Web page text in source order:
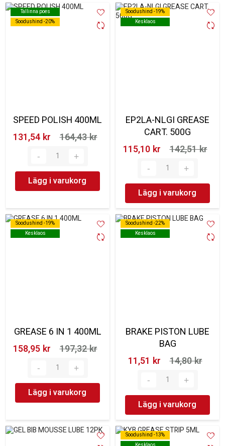
Tallinna poes
Soodushind -20%
Tallinna poes
Soodushind -20%
SPEED POLISH 400ML
131,54 kr‎
164,43 kr‎
Lägg i varukorg
Soodushind -19%
Kesklaos
Soodushind -19%
Kesklaos
EP2LA-NLGI GREASE
CART. 500G
115,10 kr‎
142,51 kr‎
Lägg i varukorg
Soodushind -19%
Kesklaos
Soodushind -19%
Kesklaos
GREASE 6 IN 1 400ML
158,95 kr‎
197,32 kr‎
Lägg i varukorg
Soodushind -22%
Kesklaos
Soodushind -22%
Kesklaos
BRAKE PISTON LUBE
BAG
11,51 kr‎
14,80 kr‎
Lägg i varukorg
Soodushind -13%
Soodushind -13%